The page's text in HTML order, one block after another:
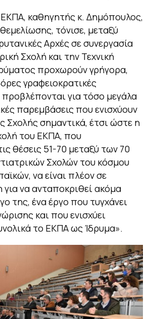
καθηγητής κ. Δημόπουλος,
τόνισε, μεταξύ
Αρχές σε συνεργασία
Σχολή και την Τεχνική
προχωρούν γρήγορα,
γραφειοκρατικές
προβλέπονται για τόσο μεγάλα
παρεμβάσεις που ενισχύουν
Σχολής σημαντικά, έτσι ώστε η
του ΕΚΠΑ, που
θέσεις 51-70 μεταξύ των 70
Σχολών του κόσμου
να είναι πλέον σε
για να ανταποκριθεί ακόμα
της, ένα έργο που τυγχάνει
και που ενισχύει
το ΕΚΠΑ ως Ίδρυμα».